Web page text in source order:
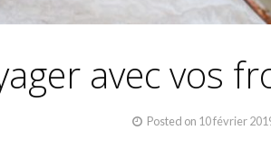
avec vos
Posted on 10 février